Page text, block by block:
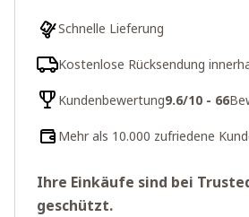
Schnelle Lieferung
Kostenlose Rücksendung
Kundenbewertung9.6/10 - 66
Mehr als 10.000 zufriedene
Ihre Einkäufe sind bei
geschützt.